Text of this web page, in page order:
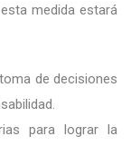
medida estará
de decisiones
para lograr la